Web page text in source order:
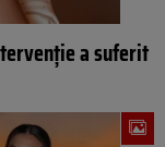
a suferit